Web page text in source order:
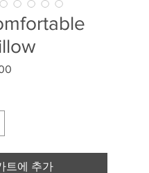
트에 추가